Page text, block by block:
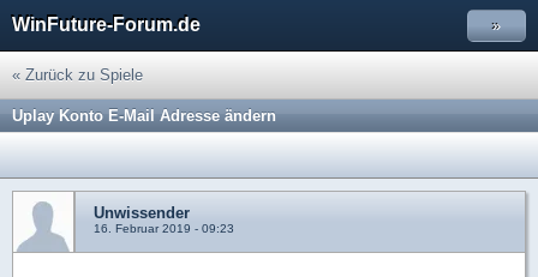
WinFuture-Forum.de »
« Zurück zu Spiele
Uplay Konto E-Mail Adresse ändern
Unwissender
16. Februar 2019 - 09:23